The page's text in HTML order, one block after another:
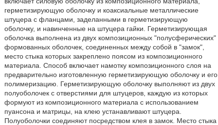
герметизирующую оболочку и коаксиальные металлические
штуцера с фланцами, заделанными в герметизирующую
оболочку, и навинченные на штуцера гайки. Герметизирующая
оболочка выполнена из двух композиционных "полусферических"
формованных оболочек, соединенных между собой в "замок",
место стыка которых закреплено поясом из композиционного
материала. Способ включает намотку композиционного слоя на
предварительно изготовленную герметизирующую оболочку и его
полимеризацию. Герметизирующую оболочку выполняют из двух
полуоболочек с отверстиями для штуцеров, каждую из которых
формуют из композиционного материала с использованием
пуансона и матрицы, на клею устанавливают штуцера.
Полуоболочки соединяют посредством клея в замок. Место стыка